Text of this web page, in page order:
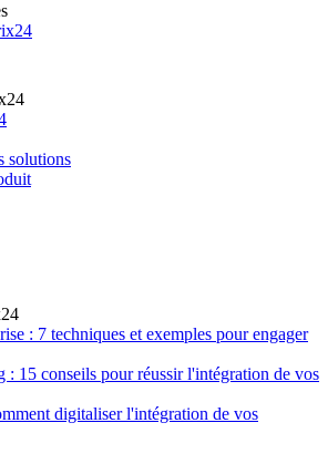
solutions
: 7 techniques et exemples pour engager
: 15 conseils pour réussir l'intégration de vos
digitaliser l'intégration de vos